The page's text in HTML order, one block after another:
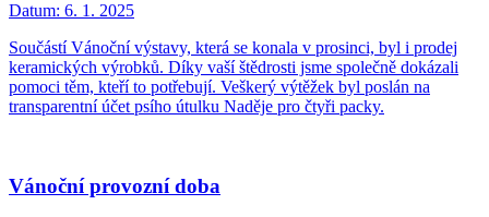
Datum: 6. 1. 2025
Součástí Vánoční výstavy, která se konala v prosinci, byl i prodej
keramických výrobků. Díky vaší štědrosti jsme společně dokázali
pomoci těm, kteří to potřebují. Veškerý výtěžek byl poslán na
transparentní účet psího útulku Naděje pro čtyři packy.
Vánoční provozní doba